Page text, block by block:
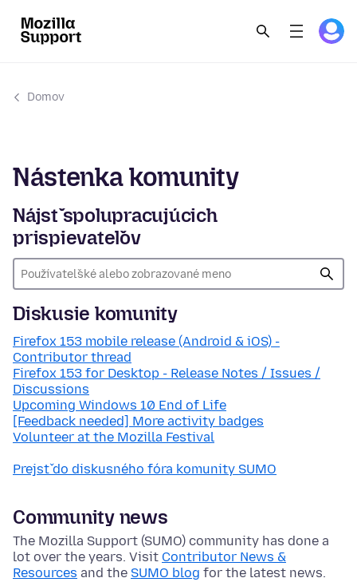
Domov
Nástenka komunity
Nájsť spolupracujúcich
prispievateľov
Diskusie komunity
Firefox 153 mobile release (Android & iOS) -
Contributor thread
Firefox 153 for Desktop - Release Notes / Issues /
Discussions
Upcoming Windows 10 End of Life
[Feedback needed] More activity badges
Volunteer at the Mozilla Festival
Prejsť do diskusného fóra komunity SUMO
Community news
The Mozilla Support (SUMO) community has done a
lot over the years. Visit Contributor News &
Resources and the SUMO blog for the latest news.